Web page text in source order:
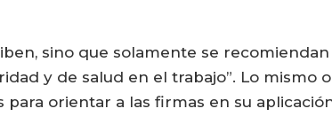
sino que solamente se
y de salud en el trabajo”. Lo mismo
para orientar a las firmas en su